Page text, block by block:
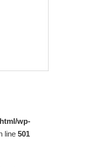
wp-
line 501